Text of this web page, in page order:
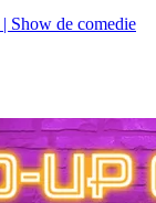
Show de comedie